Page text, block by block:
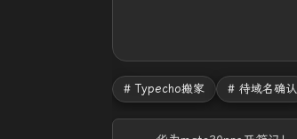
# Typecho搬家 # 待域名确认